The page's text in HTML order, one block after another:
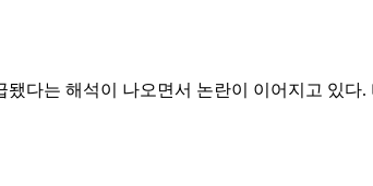
다는 해석이 나오면서 논란이 이어지고 있다